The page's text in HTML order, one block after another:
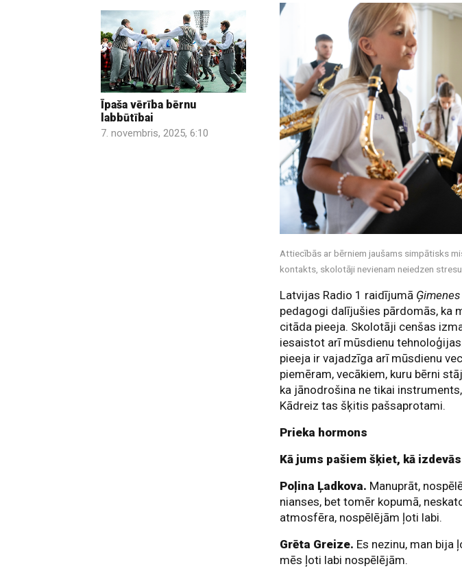
Īpaša vērība bērnu
labbūtībai
7. novembris, 2025, 6:10
Attiecībās ar bērniem jaušams simpātisks
kontakts, skolotāji nevienam neiedzen stresu
Latvijas Radio 1 raidījumā
pedagogi dalījušies pārdomās, ka
citāda pieeja. Skolotāji cenšas
iesaistot arī mūsdienu
pieeja ir vajadzīga arī mūsdienu
piemēram, vecākiem, kuru bērni
ka jānodrošina ne tikai
Kādreiz tas šķitis pašsaprotami.
Prieka hormons
Kā jums pašiem šķiet, kā
Poļina Ļadkova. Manuprāt,
nianses, bet tomēr kopumā,
atmosfēra, nospēlējām ļoti labi.
Grēta Greize. Es nezinu, man bija
mēs ļoti labi nospēlējām.